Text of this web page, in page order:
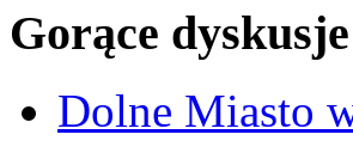
Gorące dyskusje
Dolne Miasto